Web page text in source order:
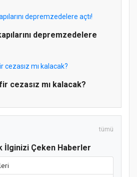
Temel Dini Bilgiler Sınavı
depremzedelere
cezasız mı kalacak?
tümü
İlginizi Çeken Haberler